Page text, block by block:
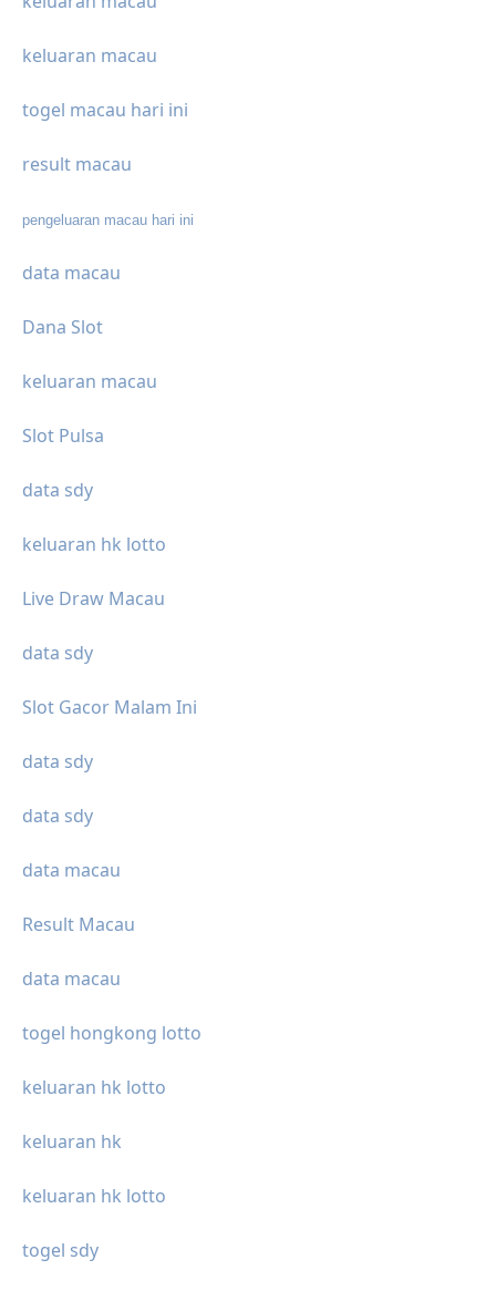
keluaran macau
togel macau hari ini
result macau
pengeluaran macau hari ini
data macau
Dana Slot
keluaran macau
Slot Pulsa
data sdy
keluaran hk lotto
Live Draw Macau
data sdy
Slot Gacor Malam Ini
data sdy
data sdy
data macau
Result Macau
data macau
togel hongkong lotto
keluaran hk lotto
keluaran hk
keluaran hk lotto
togel sdy